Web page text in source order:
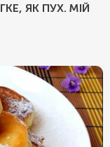
ЯК ПУХ. МІЙ